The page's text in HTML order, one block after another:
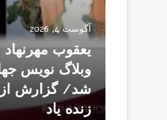
آگوست 4, 2026
یعقوب
وبلاگ نویس
شد/ گزارش از
زنده یاد